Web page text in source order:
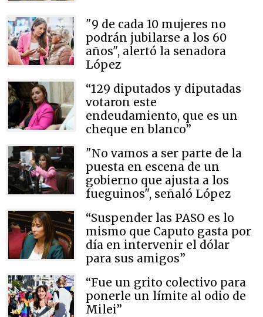
"9 de cada 10 mujeres no
podrán jubilarse a los 60
años", alertó la senadora
López
“129 diputados y diputadas
votaron este
endeudamiento, que es un
cheque en blanco”
"No vamos a ser parte de la
puesta en escena de un
gobierno que ajusta a los
fueguinos", señaló López
“Suspender las PASO es lo
mismo que Caputo gasta por
día en intervenir el dólar
para sus amigos”
“Fue un grito colectivo para
ponerle un límite al odio de
Milei”